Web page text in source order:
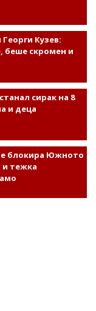
Кузев:
беше скромен и
сирак на 8
и деца
блокира Южното
и тежка